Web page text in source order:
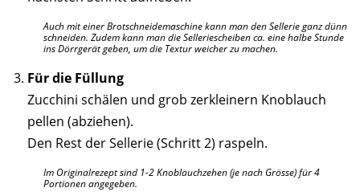
Auch mit einer Brotschneidemaschine kann man den Sellerie ganz dünn
schneiden. Zudem kann man die Selleriescheiben ca. eine halbe Stunde
ins Dörrgerät geben, um die Textur weicher zu machen.
Für die Füllung
Zucchini schälen und grob zerkleinern Knoblauch
pellen (abziehen).
Den Rest der Sellerie (Schritt 2) raspeln.
Im Originalrezept sind 1-2 Knoblauchzehen (je nach Grösse) für 4
Portionen angegeben.